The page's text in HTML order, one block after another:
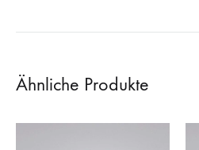
Ähnliche Produkte